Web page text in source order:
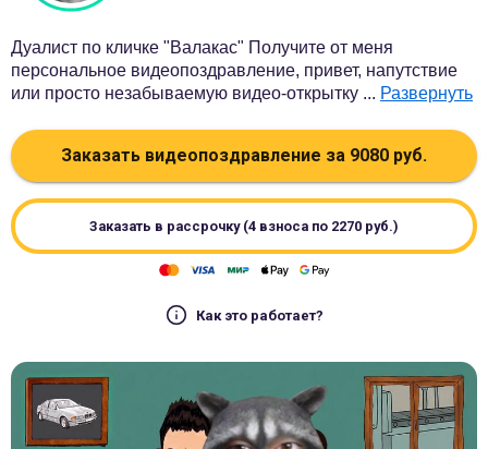
Дуалист по кличке "Валакас" Получите от меня
персональное видеопоздравление, привет, напутствие
или просто незабываемую видео-открытку ... Развернуть
Заказать видеопоздравление за 9080 руб.
Заказать в рассрочку (4 взноса по 2270 руб.)
Как это работает?